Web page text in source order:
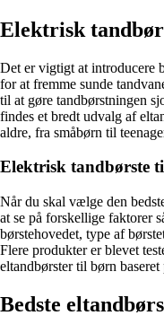
Elektrisk
Det er vigtigt at introducere
for at fremme sunde
til at gøre tandbørstningen
findes et bredt udvalg af
aldre, fra småbørn til
Elektrisk tandbørste
Når du skal vælge den
at se på forskellige faktorer
børstehovedet, type af
Flere produkter er blevet
eltandbørster til børn baseret
Bedste